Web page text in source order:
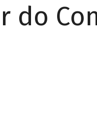
do